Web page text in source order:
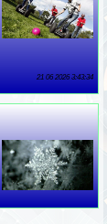
21 06 2026 3:43:34